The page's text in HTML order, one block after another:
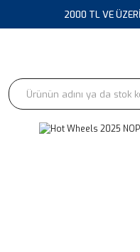
2000 TL VE